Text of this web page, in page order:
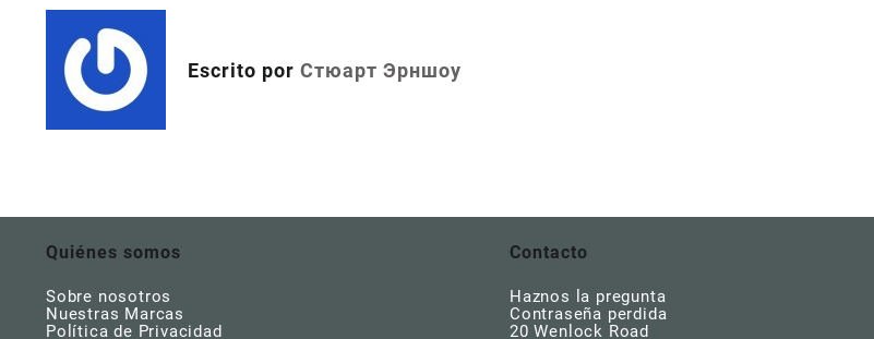
de
entradas
Escrito por Стюарт Эрншоу
Quiénes somos
Sobre nosotros
Nuestras Marcas
Política de Privacidad
Contacto
Haznos la pregunta
Contraseña perdida
20 Wenlock Road